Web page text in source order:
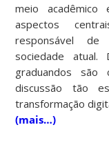
meio
aspectos
responsável
sociedade atual.
graduandos são
discussão tão
transformação
(mais…)